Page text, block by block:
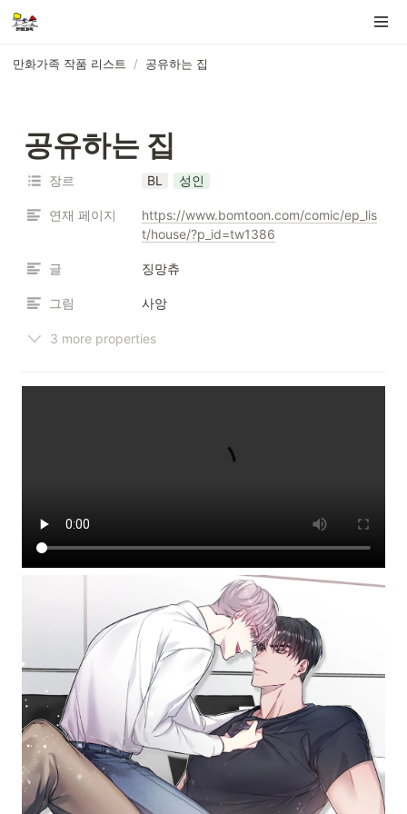
만화가족 작품 리스트 / 공유하는 집
공유하는 집
장르 BL 성인
연재 페이지
https://www.bomtoon.com/comic/ep_lis
t/house/?p_id=tw1386
글 징망츄
그림 사앙
3 more properties